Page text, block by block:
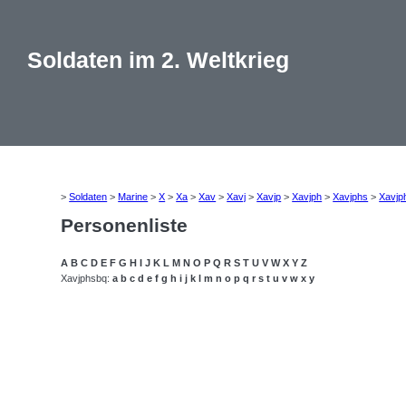
Soldaten im 2. Weltkrieg
>Soldaten >Marine >X >Xa >Xav >Xavj >Xavjp >Xavjph >Xavjphs >
Personenliste
A B C D E F G H I J K L M N O P Q R S T U V W X Y Z
Xavjphsbq:a b c d e f g h i j k l m n o p q r s t u v w x y